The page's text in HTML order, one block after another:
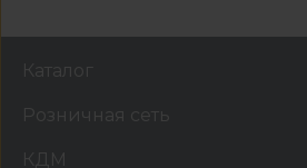
Каталог
Розничная сеть
КДМ